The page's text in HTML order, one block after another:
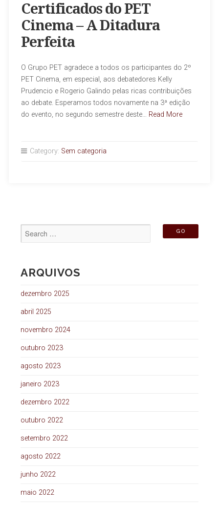
Certificados do PET
Cinema – A Ditadura
Perfeita
O Grupo PET agradece a todos os participantes do 2º
PET Cinema, em especial, aos debatedores Kelly
Prudencio e Rogerio Galindo pelas ricas contribuições
ao debate. Esperamos todos novamente na 3ª edição
do evento, no segundo semestre deste… Read More
Category: Sem categoria
ARQUIVOS
dezembro 2025
abril 2025
novembro 2024
outubro 2023
agosto 2023
janeiro 2023
dezembro 2022
outubro 2022
setembro 2022
agosto 2022
junho 2022
maio 2022